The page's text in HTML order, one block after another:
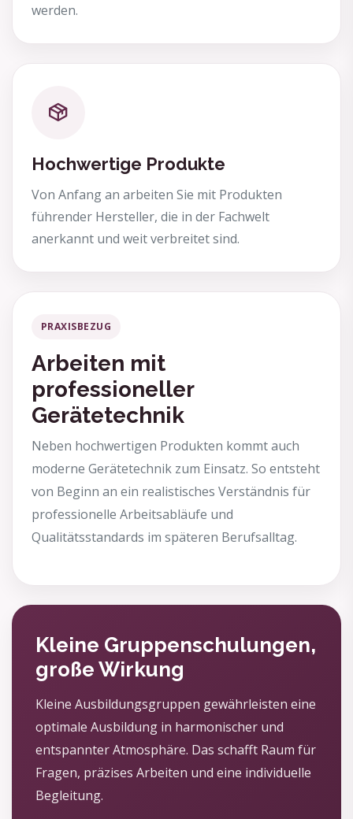
werden.
Hochwertige Produkte
Von Anfang an arbeiten Sie mit Produkten
führender Hersteller, die in der Fachwelt
anerkannt und weit verbreitet sind.
PRAXISBEZUG
Arbeiten mit
professioneller
Gerätetechnik
Neben hochwertigen Produkten kommt auch
moderne Gerätetechnik zum Einsatz. So entsteht
von Beginn an ein realistisches Verständnis für
professionelle Arbeitsabläufe und
Qualitätsstandards im späteren Berufsalltag.
Kleine Gruppenschulungen,
große Wirkung
Kleine Ausbildungsgruppen gewährleisten eine
optimale Ausbildung in harmonischer und
entspannter Atmosphäre. Das schafft Raum für
Fragen, präzises Arbeiten und eine individuelle
Begleitung.